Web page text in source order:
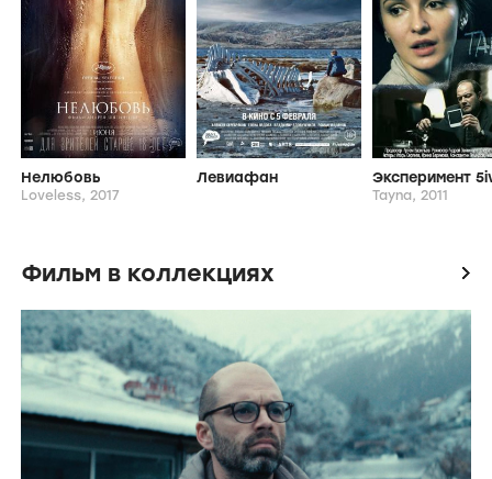
Нелюбовь
Loveless, 2017
Левиафан
Tayna, 2011
Фильм в коллекциях icon